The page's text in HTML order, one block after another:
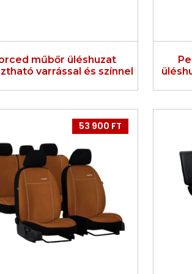
műbőr üléshuzat
varrással és színnel
53 900 FT